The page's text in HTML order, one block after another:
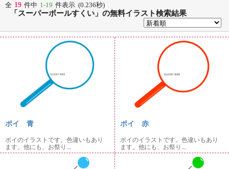
全 19 件中 1-19 件表示 (0.236秒)
「スーパーボールすくい」の無料イラスト検索結果
ポイ 青
ポイのイラストです。色違いもあり
ます。他にも、お祭り...
ポイ 赤
ポイのイラストです。色違いもあり
ます。他にも、お祭り...